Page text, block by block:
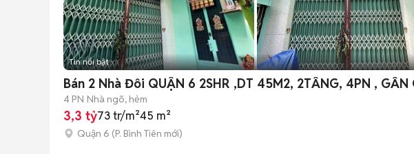
Tin nổi bật
Bán 2 Nhà Đôi QUẬN 6 2SHR ,DT 45M2, 2TẦNG, 4PN , GẦN
4 PN Nhà ngõ, hẻm
3,3 tỷ73 tr/m²45 m²
Quận 6 (P. Bình Tiên mới)